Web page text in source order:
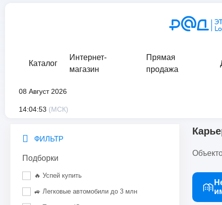
Каталог
Интернет-
магазин
Прямая
продажа
08 Август 2026
14:04:53 (МСК)
ФИЛЬТР
Подборки
🔥 Успей купить
🚙 Легковые автомобили до 3 млн